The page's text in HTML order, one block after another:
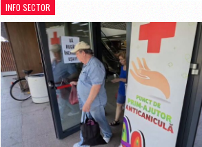
recreere aduce în prim-plan o dezbatere importantă
pentru întreaga Capitală: ar fi necesară o...
INFO SECTOR